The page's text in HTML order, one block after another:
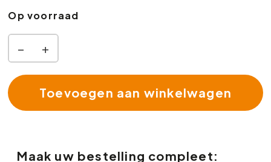
Op voorraad
− +
Toevoegen aan winkelwagen
Maak uw bestelling compleet: